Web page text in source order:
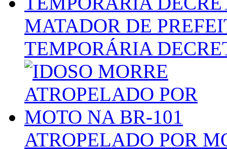
MATADOR DE
TEMPORÁRIA
ATROPELADO POR